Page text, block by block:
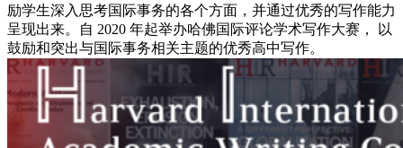
励学生深入思考国际事务的各个方面，并通过优秀的写作能力
呈现出来。自 2020 年起举办哈佛国际评论学术写作大赛， 以
鼓励和突出与国际事务相关主题的优秀高中写作。